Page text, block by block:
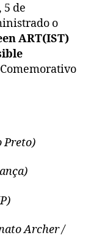
5 de
o
ART(IST)
Preto)
Archer /